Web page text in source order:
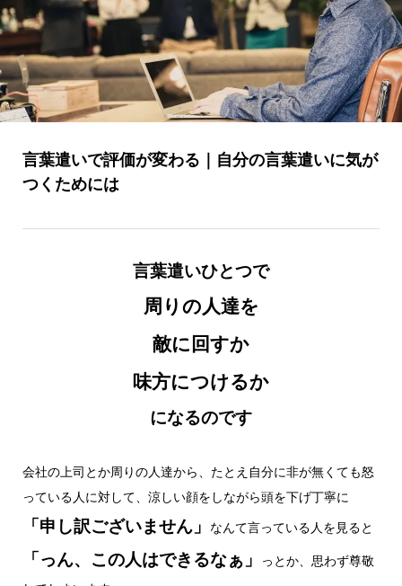
言葉遣いで評価が変わる｜自分の言葉遣いに気が
つくためには
言葉遣いひとつで
周りの人達を
敵に回すか
味方につけるか
になるのです
会社の上司とか周りの人達から、たとえ自分に非が無くても怒
っている人に対して、涼しい顔をしながら頭を下げ丁寧に
「申し訳ございません」 なんて言っている人を見ると
「っん、この人はできるなぁ」
っとか、思わず尊敬